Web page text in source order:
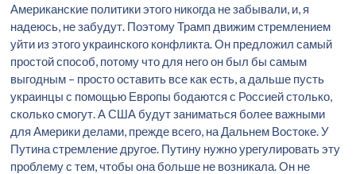
Американские политики этого никогда не забывали, и, я
надеюсь, не забудут. Поэтому Трамп движим стремлением
уйти из этого украинского конфликта. Он предложил самый
простой способ, потому что для него он был бы самым
выгодным – просто оставить все как есть, а дальше пусть
украинцы с помощью Европы бодаются с Россией столько,
сколько смогут. А США будут заниматься более важными
для Америки делами, прежде всего, на Дальнем Востоке. У
Путина стремление другое. Путину нужно урегулировать эту
проблему с тем, чтобы она больше не возникала. Он не